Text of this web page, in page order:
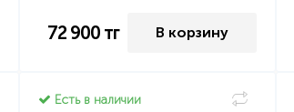
72 900тг В корзину
Есть в наличии